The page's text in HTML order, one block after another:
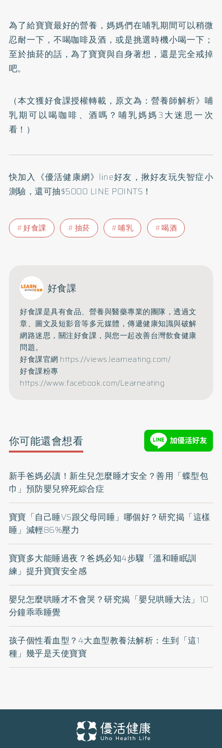
為了給寶寶最好的營養，媽媽們在哺乳期間可以稍微
忍耐一下，不喝咖啡及酒，或是挑選時機小喝一下；
至於抽菸的話，為了寶寶與自身著想，還是完全戒掉
吧。
（本文獲好食課授權轉載，原文為： 營養師解析》哺
乳期可以喝咖啡、酒嗎？哺乳媽媽3大迷思一次
看！ ）
快加入 《優活健康網》line好友 ，揪好友玩失智症小
測驗，還可抽$5000 LINE POINTS！
好食課 抽菸 哺乳 喝酒
好食課
好食課是具有食品、營養與醫藥專業的團隊，透過文
章、圖文及短影音等多元媒體，傳遞健康知識與破解
網路迷思，關注好食課，與您一起改善台灣飲食健康
問題。
好食課官網 https://views.learneating.com/
好食課粉專
https://www.facebook.com/Learneating
你可能還會想看
新手爸媽必讀！新生兒怎麼睡才安全？善用「蝶型包
巾」預防嬰兒猝死綜合症
寶寶「自己睡VS跟父母同睡」哪個好？研究揭「這樣
睡」減輕86%壓力
寶寶多大能睡過夜？爸媽必知4步驟「溫和睡眠訓
練」提升寶寶安全感
嬰兒怎麼哄睡才不會哭？研究揭「嬰兒哄睡大法」10
分鐘乖乖睡覺
孩子個性看血型？4大血型教養法解析：生到「這1
種」幾乎是天使寶寶